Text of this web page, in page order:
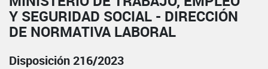
Y SEGURIDAD SOCIAL - DIRECCIÓN
DE NORMATIVA LABORAL
Disposición 216/2023